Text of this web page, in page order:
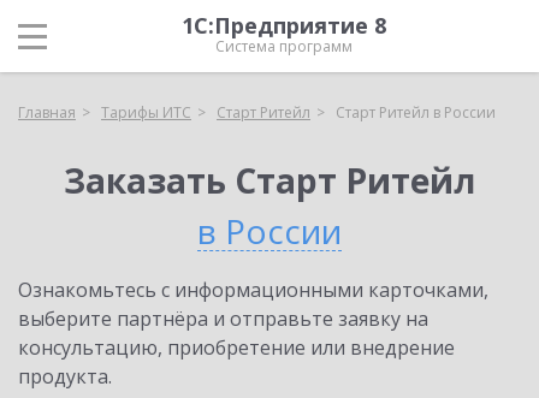
1С:Предприятие 8
Система программ
Главная Тарифы ИТС Старт Ритейл Старт Ритейл в России
Заказать Старт Ритейл
в России
Ознакомьтесь с информационными карточками,
выберите партнёра и отправьте заявку на
консультацию, приобретение или внедрение
продукта.